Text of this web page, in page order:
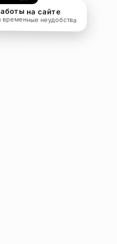
на сайте
временные неудобства